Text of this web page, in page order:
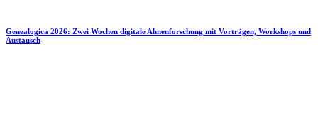
Genealogica 2026: Zwei Wochen digitale Ahnenforschung mit Vorträgen, Workshops und
Austausch